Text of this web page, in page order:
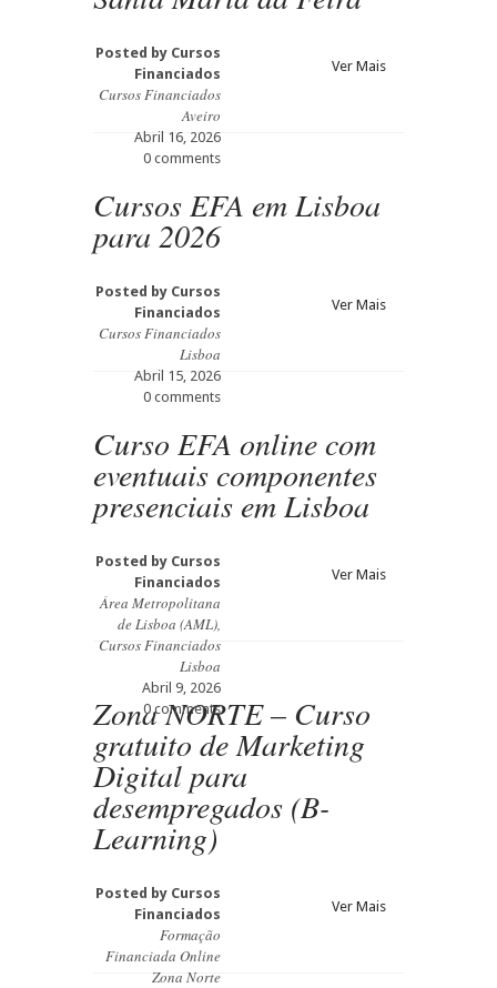
Posted by Cursos
Financiados
Cursos Financiados
Aveiro
Abril 16, 2026
0 comments
Ver Mais
Cursos EFA em Lisboa
para 2026
Posted by Cursos
Financiados
Cursos Financiados
Lisboa
Abril 15, 2026
0 comments
Ver Mais
Curso EFA online com
eventuais componentes
presenciais em Lisboa
Posted by Cursos
Financiados
Área Metropolitana
de Lisboa (AML),
Cursos Financiados
Lisboa
Abril 9, 2026
0 comments
Ver Mais
Zona NORTE – Curso
gratuito de Marketing
Digital para
desempregados (B-
Learning)
Posted by Cursos
Financiados
Formação
Financiada Online
Zona Norte
Ver Mais